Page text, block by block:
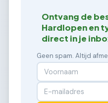
Ontvang de
Hardlopen en
direct in je
Geen spam. Altijd